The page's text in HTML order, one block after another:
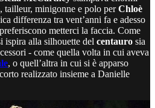
tailleur, minigonne e polo perChloè
differenza tra vent’anni fa e adesso
metterci la faccia. Come
ispira alla silhouette del centauro sia
- come quella volta in cui aveva
, o quell’altra in cui si è apparso
realizzato insieme a Danielle